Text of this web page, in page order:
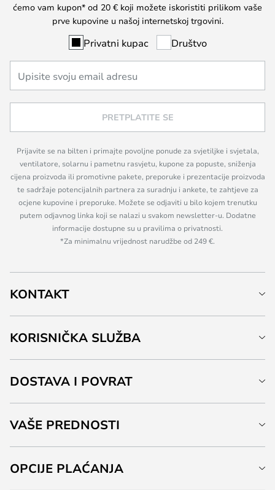
ćemo vam kupon* od 20 € koji možete iskoristiti prilikom vaše
prve kupovine u našoj internetskoj trgovini.
Privatni kupac Društvo
PRETPLATITE SE
Prijavite se na bilten i primajte povoljne ponude za svjetiljke i svjetala,
ventilatore, solarnu i pametnu rasvjetu, kupone za popuste, sniženja
cijena proizvoda ili promotivne pakete, preporuke i prezentacije proizvoda
te sadržaje potencijalnih partnera za suradnju i ankete, te zahtjeve za
ocjene kupovine i preporuke. Možete se odjaviti u bilo kojem trenutku
putem odjavnog linka koji se nalazi u svakom newsletter-u. Dodatne
informacije dostupne su u pravilima o privatnosti.
*Za minimalnu vrijednost narudžbe od 249 €.
KONTAKT
KORISNIČKA SLUŽBA
DOSTAVA I POVRAT
VAŠE PREDNOSTI
OPCIJE PLAĆANJA